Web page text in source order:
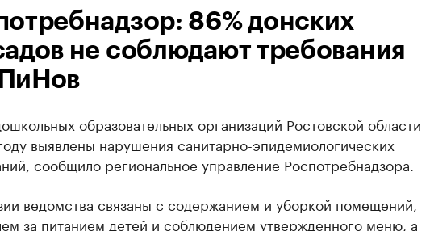
86% донских
не соблюдают требования
образовательных организаций Ростовской области
выявлены нарушения санитарно-эпидемиологических
сообщило региональное управление Роспотребнадзора.
ведомства связаны с содержанием и уборкой помещений,
за питанием детей и соблюдением утвержденного меню, а